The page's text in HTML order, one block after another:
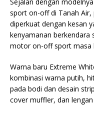
sport on-off di Tanah Air,
diperkuat dengan kesan
kenyamanan berkendara
motor on-off sport masa
Warna baru Extreme
kombinasi warna putih,
pada bodi dan desain
cover muffler, dan